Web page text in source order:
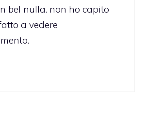
bel nulla. non ho capito
a vedere